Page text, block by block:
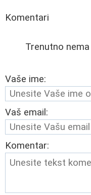
Komentari
Trenutno
Vaše ime:
Vaš email:
Komentar: